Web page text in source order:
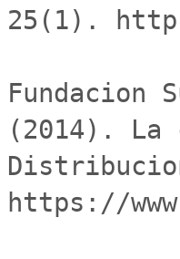
25(1).
Fundacion
(2014).
https://